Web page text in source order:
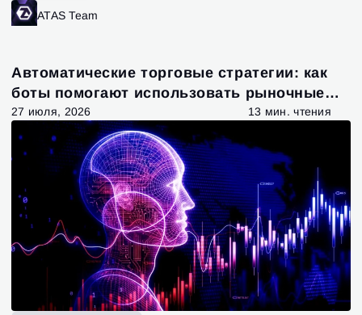
ATAS Team
Автоматические торговые стратегии: как
боты помогают использовать рыночные
возможности
27 июля, 2026 13 мин. чтения